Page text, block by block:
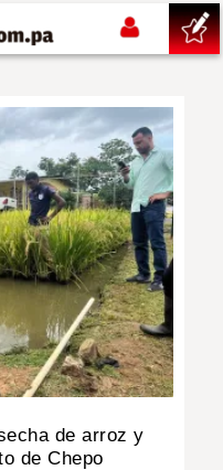
de arroz y
de Chepo